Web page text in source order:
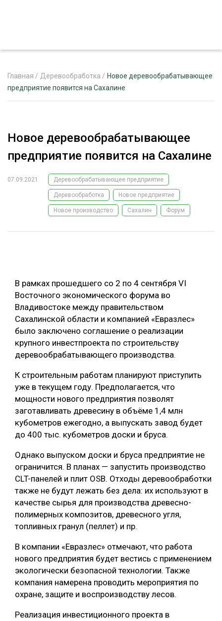
РЕКЛАМОДАТЕЛЯМ
ЛЕСНОЕ ХОЗЯЙСТВО
ЛЕСОЗАГОТОВКА
ЛЕСОВОССТАНОВЛЕНИЕ И ЗАЩИТА
ЛОГИСТИКА
ЦБП
КОМПЛЕКСНАЯ ПЕРЕРАБОТКА
ЛЕСОПИЛЕНИЕ
БЕЗОПАСНОЕ ПРОИЗВОДСТВО
СУШКА ДРЕВЕСИНЫ
МЕБЕЛЬНОЕ ПРОИЗВОДСТВО
ТЕМАТИЧЕСКИЕ ПРОЕКТЫ
ПОДБОРКИ СТАТЕЙ
ЭКСПЕРТНОЕ МНЕНИЕ
Главная / Деревообработка / Новое деревообрабатывающее
предприятие появится на Сахалине
Новое деревообрабатывающее
предприятие появится на Сахалине
07.09.2021 Деревообрабатывающее предприятие
Деревообработка Новое предприятие
Новое производство Сахалин Форум
В рамках прошедшего со 2 по 4 сентября VI
Восточного экономического форума во
Владивостоке между правительством
Сахалинской области и компанией «Евразлес»
было заключено соглашение о реализации
крупного инвестпроекта по строительству
деревообрабатывающего производства.
К строительным работам планируют приступить
уже в текущем году. Предполагается, что
мощности нового предприятия позволят
заготавливать древесину в объёме 1,4 млн
кубометров ежегодно, а выпускать завод будет
до 400 тыс. кубометров доски и бруса.
Однако выпуском доски и бруса предприятие не
ограничится. В планах — запустить производство
CLT-панелей и плит OSB. Отходы деревообработки
также не будут лежать без дела: их используют в
качестве сырья для производства древесно-
полимерных композитов, древесного угля,
топливных гранул (пеллет) и пр.
В компании «Евразлес» отмечают, что работа
нового предприятия будет вестись с применением
экологически безопасной технологии. Также
компания намерена проводить мероприятия по
охране, защите и воспроизводству лесов.
Реализация инвестиционного проекта в